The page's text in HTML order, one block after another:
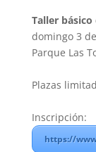
Taller básico
domingo 3
Parque Las
Plazas
Inscripción:
https://